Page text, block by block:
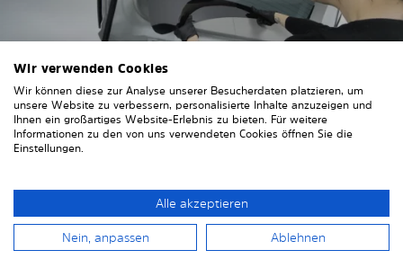
4. Platzieren Sie den Sonnenschutz
vor Ihren Fahrzeugscheiben.
Setzen Sie die Scheiben dazuhinter der
Fahrzeugverkleidung
Wir verwenden Cookies
Wir können diese zur Analyse unserer Besucherdaten platzieren, um
unsere Website zu verbessern, personalisierte Inhalte anzuzeigen und
Ihnen ein großartiges Website-Erlebnis zu bieten. Für weitere
Informationen zu den von uns verwendeten Cookies öffnen Sie die
Einstellungen.
Alle akzeptieren
Nein, anpassen Ablehnen